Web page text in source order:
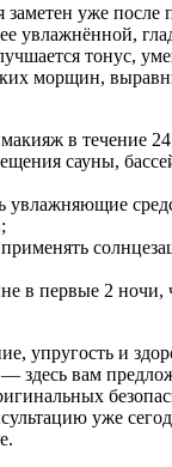
заметен уже после
увлажнённой,
тонус,
морщин,
в течение 24
сауны,
увлажняющие
в первые 2
упругость и
здесь вам
уже